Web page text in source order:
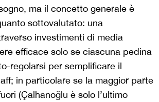
ma il concetto generale è
sottovalutato: una
investimenti di media
efficace solo se ciascuna pedina
regolarsi per semplificare il
in particolare se la maggior parte
(Çalhanoğlu è solo l’ultimo